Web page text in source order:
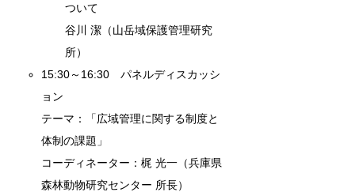
ついて
谷川 潔（山岳域保護管理研究
所）
15:30～16:30 パネルディスカッシ
ョン
テーマ：「広域管理に関する制度と
体制の課題」
コーディネーター：梶 光一（兵庫県
森林動物研究センター 所長）